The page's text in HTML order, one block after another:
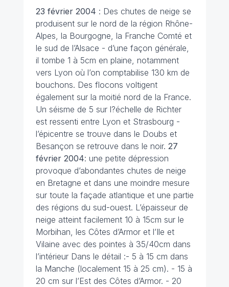
23 février 2004 : Des chutes de neige se
produisent sur le nord de la région Rhône-
Alpes, la Bourgogne, la Franche Comté et
le sud de l’Alsace - d’une façon générale,
il tombe 1 à 5cm en plaine, notamment
vers Lyon où l’on comptabilise 130 km de
bouchons. Des flocons voltigent
également sur la moitié nord de la France.
Un séisme de 5 sur l?échelle de Richter
est ressenti entre Lyon et Strasbourg -
l’épicentre se trouve dans le Doubs et
Besançon se retrouve dans le noir. 27
février 2004: une petite dépression
provoque d’abondantes chutes de neige
en Bretagne et dans une moindre mesure
sur toute la façade atlantique et une partie
des régions du sud-ouest. L’épaisseur de
neige atteint facilement 10 à 15cm sur le
Morbihan, les Côtes d’Armor et l’Ile et
Vilaine avec des pointes à 35/40cm dans
l’intérieur Dans le détail :- 5 à 15 cm dans
la Manche (localement 15 à 25 cm). - 15 à
20 cm sur l’Est des Côtes d’Armor. - 20